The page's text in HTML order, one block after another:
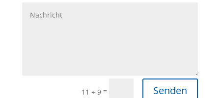
11 + 9 = Senden